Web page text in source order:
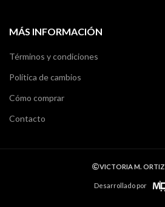
MÁS INFORMACIÓN
Términos y condiciones
Política de cambios
Cómo comprar
Contacto
VICTORIA M. ORTIZ
Desarrollado por